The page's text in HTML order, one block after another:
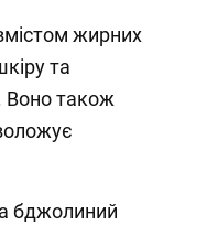
жирних
та
Воно також
бджолиний